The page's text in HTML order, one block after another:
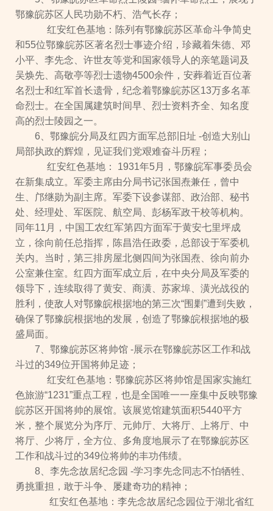
鄂豫皖苏区人民功勋不朽、浩气长存；
红安红色基地：陈列有鄂豫皖苏区革命斗争简史
和55位鄂豫皖苏区著名烈士事迹介绍，珍藏着朱德、邓
小平、李先念、许世友等党和国家领导人的亲笔题词及
吴焕先、高敬亭等烈士遗物4500余件，安葬着近百位著
名烈士和红军首长遗骨，纪念着鄂豫皖苏区13万多名革
命烈士。在全国属建筑时间早、烈士资料齐全、知名度
高的烈士陵园之一。
6、鄂豫皖分局及红四方面军总部旧址 -创造大别山
局部执政的辉煌，见证我们党艰难奋斗历程；
红安红色基地： 1931年5月，鄂豫皖军事委员会
在新集成立。军委主席由分局书记张国焘兼任，曾中
生、邝继勋为副主席。军委下设参谋部、政治部、秘书
处、经理处、军医院、航空局、彭杨军政干校等机构。
同年11月，中国工农红军第四方面军于黄安七里坪成
立，徐向前任总指挥，陈昌浩任政委，总部设于军委机
关内。当时，第三排房屋北侧四间为张国焘、徐向前办
公室兼住室。红四方面军成立后，在中央分局及军委的
领导下，连续取得了黄安、商潢、苏家埠、潢光战役的
胜利，使敌人对鄂豫皖根据地的第三次“围剿”遭到失败，
确保了鄂豫皖根据地的发展，创造了鄂豫皖根据地的极
盛局面。
7、鄂豫皖苏区将帅馆 -展示在鄂豫皖苏区工作和战
斗过的349位开国将帅足迹；
红安红色基地：鄂豫皖苏区将帅馆是国家实施红
色旅游“1231”重点工程，也是全国唯一一座集中反映鄂豫
皖苏区开国将帅的展馆。该展览馆建筑面积5440平方
米，整个展览分为序厅、元帅厅、大将厅、上将厅、中
将厅、少将厅，全方位、多角度地展示了在鄂豫皖苏区
工作和战斗过的349位将帅的丰功伟绩。
8、李先念故居纪念园 -学习李先念同志不怕牺牲、
勇挑重担，敢于斗争、屡建奇功的精神；
红安红色基地：李先念故居纪念园位于湖北省红